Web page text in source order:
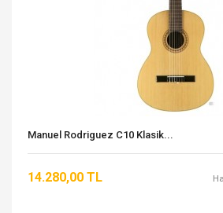
Manuel Rodriguez C10 Klasik...
14.280,00 TL